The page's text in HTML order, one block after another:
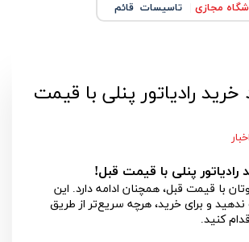
مجازی تاسیسات قائم
رادیاتور پنلی با قیمت
اخبار
پنلی با قیمت قبل!
با قیمت‌ قبل، همچنان ادامه دارد. این
و برای خرید، هرچه سریع‌تر از طریق
کنید.